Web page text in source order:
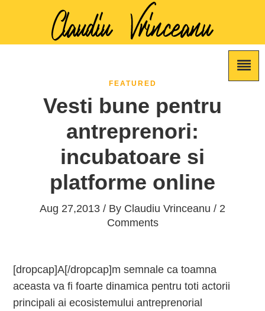
FEATURED
Vesti bune pentru
antreprenori:
incubatoare si
platforme online
Aug 27,2013 / By Claudiu Vrinceanu / 2
Comments
[dropcap]A[/dropcap]m semnale ca toamna
aceasta va fi foarte dinamica pentru toti actorii
principali ai ecosistemului antreprenorial